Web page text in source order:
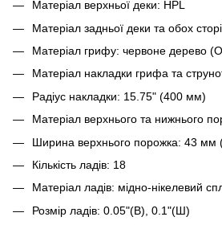
Матеріал верхньої деки: HPL
Матеріал задньої деки та обох
Матеріал грифу: червоне дерево
Матеріал накладки грифа та
Радіус накладки: 15.75" (400 мм)
Матеріал верхнього та нижнього
Ширина верхнього порожка: 43 мм
Кількість ладів: 18
Матеріал ладів: мідно-нікелевий
Розмір ладів: 0.05"(В), 0.1"(Ш)